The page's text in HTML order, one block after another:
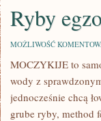
Ryby
MOŻLIWOŚĆ
MOCZYKIJE to
wody z
jednocześnie chcą
grube ryby, method